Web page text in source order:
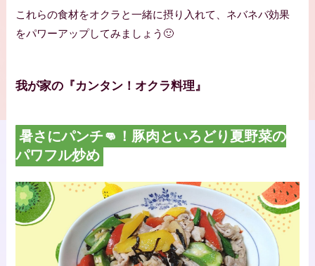
これらの食材をオクラと一緒に摂り入れて、ネバネバ効果
をパワーアップしてみましょう🙂
我が家の『カンタン！オクラ料理』
暑さにパンチ👊！豚肉といろどり夏野菜の
パワフル炒め